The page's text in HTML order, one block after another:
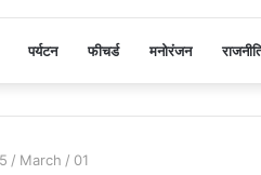
पर्यटन फीचर्ड मनोरंजन
/ March / 01